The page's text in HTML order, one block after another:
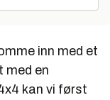
inn med et
med en
kan vi først